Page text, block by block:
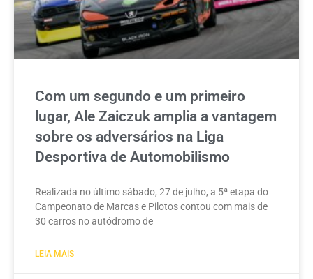
Com um segundo e um primeiro
lugar, Ale Zaiczuk amplia a vantagem
sobre os adversários na Liga
Desportiva de Automobilismo
Realizada no último sábado, 27 de julho, a 5ª etapa do
Campeonato de Marcas e Pilotos contou com mais de
30 carros no autódromo de
LEIA MAIS